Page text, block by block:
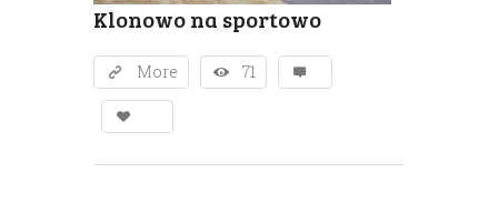
Klonowo na sportowo
More 71